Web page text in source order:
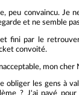
peu convaincu. Je
et ne semble
fini par le
convoité.
mon cher
obliger les gens à
? J'ai payé pour